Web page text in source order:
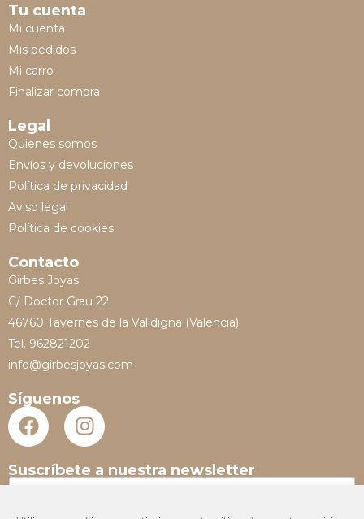
Tu cuenta
Mi cuenta
Mis pedidos
Mi carro
Finalizar compra
Legal
Quienes somos
Envíos y devoluciones
Política de privacidad
Aviso legal
Política de cookies
Contacto
Girbes Joyas
C/ Doctor Grau 22
46760 Tavernes de la Valldigna (Valencia)
Tel. 962821202
info@girbesjoyas.com
Síguenos
Suscríbete a nuestra newsletter
N